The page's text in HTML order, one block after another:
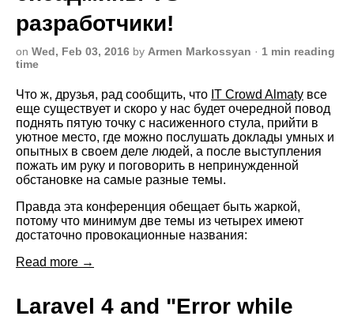
разработчики!
on Wed, Feb 03, 2016 by Armen Markossyan · 1 min reading
time
Что ж, друзья, рад сообщить, что IT Crowd Almaty все
еще существует и скоро у нас будет очередной повод
поднять пятую точку с насиженного стула, прийти в
уютное место, где можно послушать доклады умных и
опытных в своем деле людей, а после выступления
пожать им руку и поговорить в непринужденной
обстановке на самые разные темы.
Правда эта конференция обещает быть жаркой,
потому что минимум две темы из четырех имеют
достаточно провокационные названия:
Read more →
Laravel 4 and "Error while